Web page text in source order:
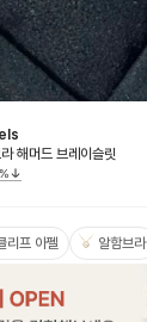
해머드 브레이슬릿
%
리프 아펠 알함브라